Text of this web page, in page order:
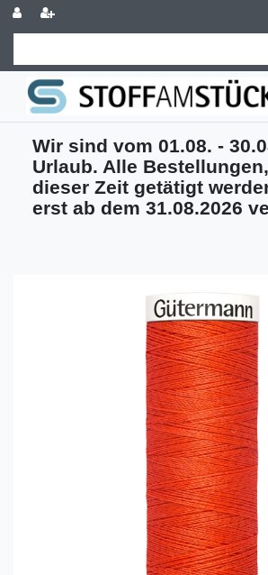
Wir sind vom 01.08. -
Urlaub. Alle
dieser Zeit getätigt
erst ab dem 31.08.2026